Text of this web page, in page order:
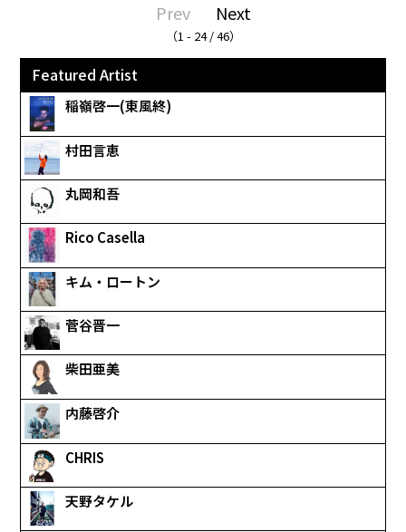
Prev Next
（1 - 24 / 46）
Featured Artist
稲嶺啓一(東風終)
村田言恵
丸岡和吾
Rico Casella
キム・ロートン
菅谷晋一
柴田亜美
内藤啓介
CHRIS
天野タケル